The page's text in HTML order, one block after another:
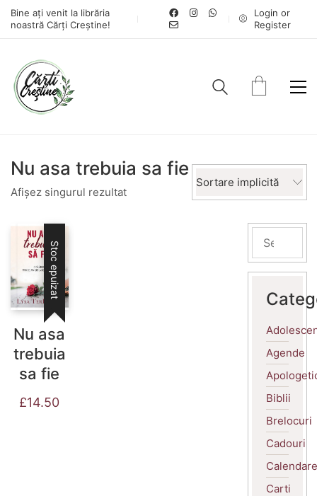
Bine ați venit la librăria
noastră Cărți Creștine!
Login or
Register
Nu asa trebuia sa fie
Afișez singurul rezultat
Sortare implicită
Stoc epuizat
Nu asa
trebuia
sa fie
£14.50
Agende
Biblii
Brelocuri
Cadouri
Calendare
Carti